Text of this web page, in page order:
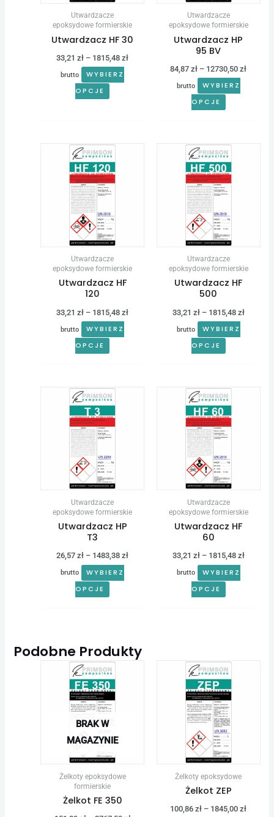
Utwardzacze
epoksydowe formierskie
Utwardzacz HF 30
33,21zł – 1815,48zł
brutto
WYBIERZ
OPCJE
można
wybrać
na
stronie
produktu
Utwardzacze
epoksydowe formierskie
Utwardzacz HP
95 BV
84,87zł – 12730,50zł
brutto
WYBIERZ
OPCJE
można
wybrać
na
produktu
Utwardzacze
epoksydowe formierskie
Utwardzacz HF
120
33,21zł – 1815,48zł
brutto
WYBIERZ
OPCJE
Ten
produkt
ma
wariantów.
Opcje
można
wybrać
na
produktu
Utwardzacze
epoksydowe formierskie
Utwardzacz HF
500
33,21 zł – 1815,48 zł
brutto
WYBIERZ
OPCJE
Ten
produkt
ma
wariantów.
Opcje
można
wybrać
na
produktu
Utwardzacze
epoksydowe formierskie
Utwardzacz HP
T3
26,57zł – 1483,38zł
brutto
WYBIERZ
OPCJE
Ten
ma
wariantów.
Opcje
wybrać
na
produktu
Utwardzacze
epoksydowe formierskie
Utwardzacz HF
60
33,21 zł – 1815,48 zł
brutto
WYBIERZ
OPCJE
Ten
ma
wariantów.
Opcje
wybrać
na
produktu
Podobne Produkty
BRAK W
MAGAZYNIE
Żelkoty epoksydowe
formierskie
Żelkot FE 350
Ten
produkt
ma
wiele
wariantów.
wybrać
na
Żelkoty epoksydowe
Żelkot ZEP
100,86zł – 1845,00zł
Ten
ma
wiele
wariantów.
Opcje